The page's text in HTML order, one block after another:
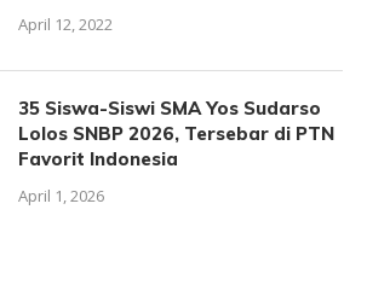
April 12, 2022
35 Siswa-Siswi SMA Yos Sudarso
Lolos SNBP 2026, Tersebar di PTN
Favorit Indonesia
April 1, 2026